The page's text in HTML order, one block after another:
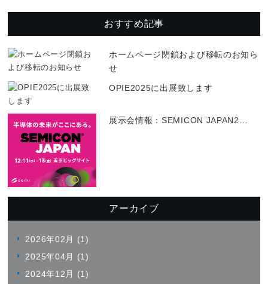
おすすめ記事
ホームページ閉鎖および移転のお知ら
せ
OPIE2025に出展致します
展示会情報：SEMICON JAPAN2 …
アーカイブ
2026年02月 (1)
2025年04月 (1)
2024年12月 (1)